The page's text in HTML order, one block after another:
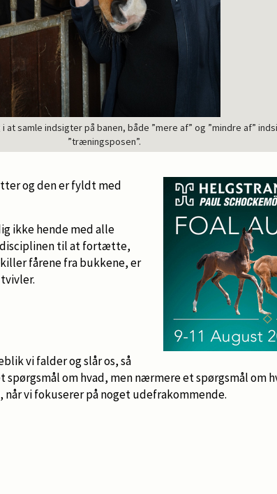
at samle indsigter på banen, både ”mere af” og ”mindre af”
”træningsposen”.
og den er fyldt med
ikke hende med alle
disciplinen til at fortætte,
fårene fra bukkene, er
vi falder og slår os, så
om hvad, men nærmere et spørgsmål om
vi fokuserer på noget udefrakommende.